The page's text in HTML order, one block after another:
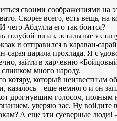
своими соображениями на
Скорее всего, есть вещь, на
чего Абдулла его так боится?
топаз, остальные я
и отправился в караван-
царила прохлада. Я с
зайти в харчевню
много народу.
который неизвестным
– еще немного и он
дрогнувшим голосом, полным
уверяю вас. Ну
А еще эти суеверные люди!